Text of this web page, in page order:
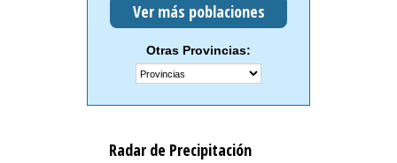
Ver más poblaciones
Otras Provincias:
Radar de Precipitación